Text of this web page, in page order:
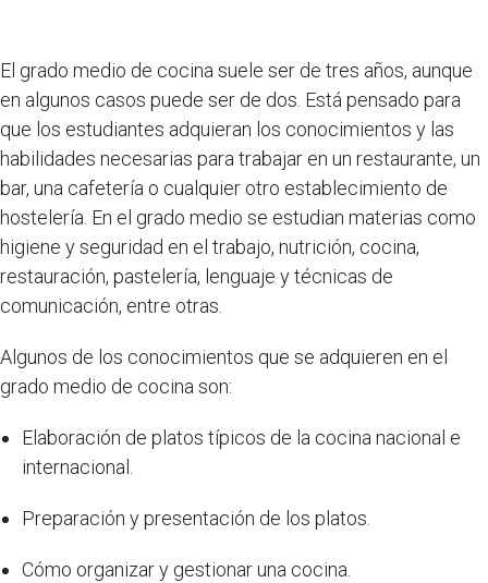
El grado medio de cocina suele ser de tres años, aunque
en algunos casos puede ser de dos. Está pensado para
que los estudiantes adquieran los conocimientos y las
habilidades necesarias para trabajar en un restaurante, un
bar, una cafetería o cualquier otro establecimiento de
hostelería. En el grado medio se estudian materias como
higiene y seguridad en el trabajo, nutrición, cocina,
restauración, pastelería, lenguaje y técnicas de
comunicación, entre otras.
Algunos de los conocimientos que se adquieren en el
grado medio de cocina son:
Elaboración de platos típicos de la cocina nacional e
internacional.
Preparación y presentación de los platos.
Cómo organizar y gestionar una cocina.